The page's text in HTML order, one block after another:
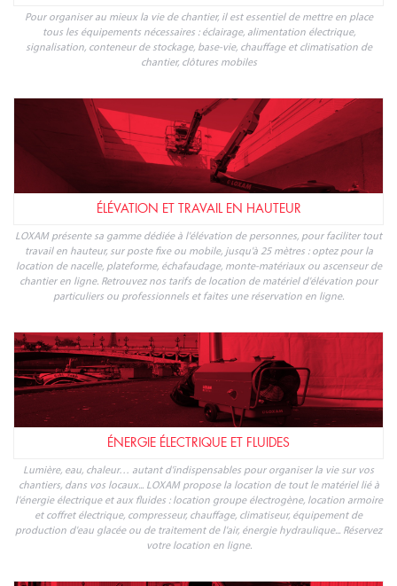
votre magasin CASTORAMA.
NOS PRODUITS
INSTALLATIONS PROVISOIRES ET SÉCURITÉ
Pour organiser au mieux la vie de chantier, il est essentiel de mettre en place
tous les équipements nécessaires : éclairage, alimentation électrique,
signalisation, conteneur de stockage, base-vie, chauffage et climatisation de
chantier, clôtures mobiles
ÉLÉVATION ET TRAVAIL EN HAUTEUR
travail en hauteur, sur poste fixe ou mobile, jusqu'à 25 mètres : optez pour la
location de nacelle, plateforme, échafaudage, monte-matériaux ou ascenseur de
chantier en ligne. Retrouvez nos tarifs de location de matériel d'élévation pour
particuliers ou professionnels et faites une réservation en ligne.